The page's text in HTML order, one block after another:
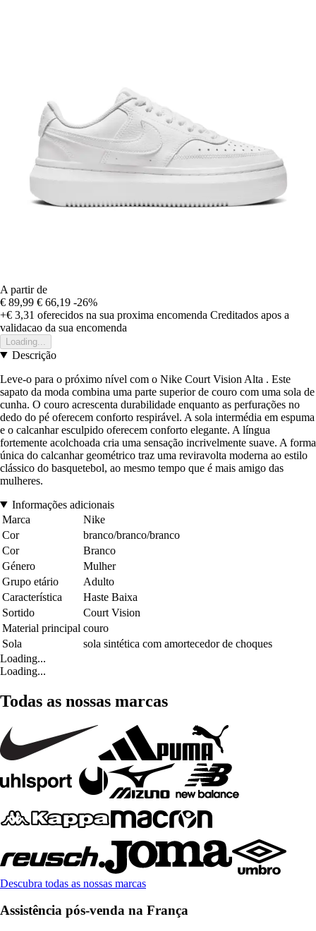
A partir de
€ 89,99 € 66,19 -26%
+€ 3,31 oferecidos na sua proxima encomenda Creditados apos a
validacao da sua encomenda
Loading...
Descrição
Leve-o para o próximo nível com o Nike Court Vision Alta . Este
sapato da moda combina uma parte superior de couro com uma sola de
cunha. O couro acrescenta durabilidade enquanto as perfurações no
dedo do pé oferecem conforto respirável. A sola intermédia em espuma
e o calcanhar esculpido oferecem conforto elegante. A língua
fortemente acolchoada cria uma sensação incrivelmente suave. A forma
única do calcanhar geométrico traz uma reviravolta moderna ao estilo
clássico do basquetebol, ao mesmo tempo que é mais amigo das
mulheres.
Informações adicionais
Marca
Nike
Cor
branco/branco/branco
Cor
Branco
Género
Mulher
Grupo etário
Adulto
Característica
Haste Baixa
Sortido
Court Vision
Material principal couro
Sola
sola sintética com amortecedor de choques
Loading...
Loading...
Todas as nossas marcas
Descubra todas as nossas marcas
Assistência pós-venda na França